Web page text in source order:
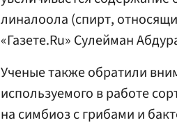
линалоола (спирт,
«Газете.Ru» Сулейман
Ученые также обратили
используемого в работе
на симбиоз с грибами и